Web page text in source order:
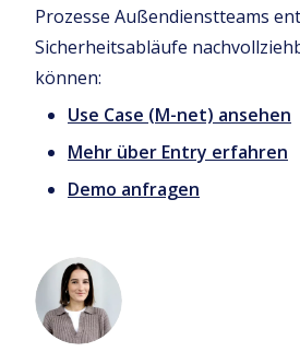
Prozesse Außendienstteams
Sicherheitsabläufe
können:
Use Case (M-net) ansehen
Mehr über Entry erfahren
Demo anfragen